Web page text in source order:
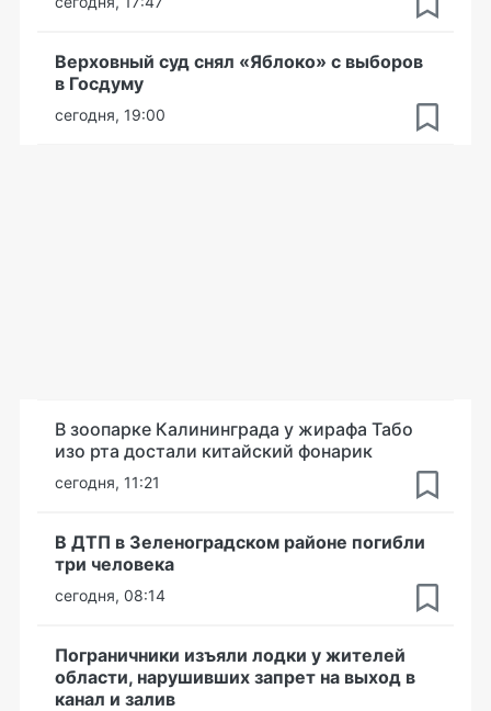
Верховный суд снял «Яблоко» с выборов
в Госдуму
сегодня, 19:00
В зоопарке Калининграда у жирафа Табо
изо рта достали китайский фонарик
сегодня, 11:21
В ДТП в Зеленоградском районе погибли
три человека
сегодня, 08:14
Пограничники изъяли лодки у жителей
области, нарушивших запрет на выход в
канал и залив